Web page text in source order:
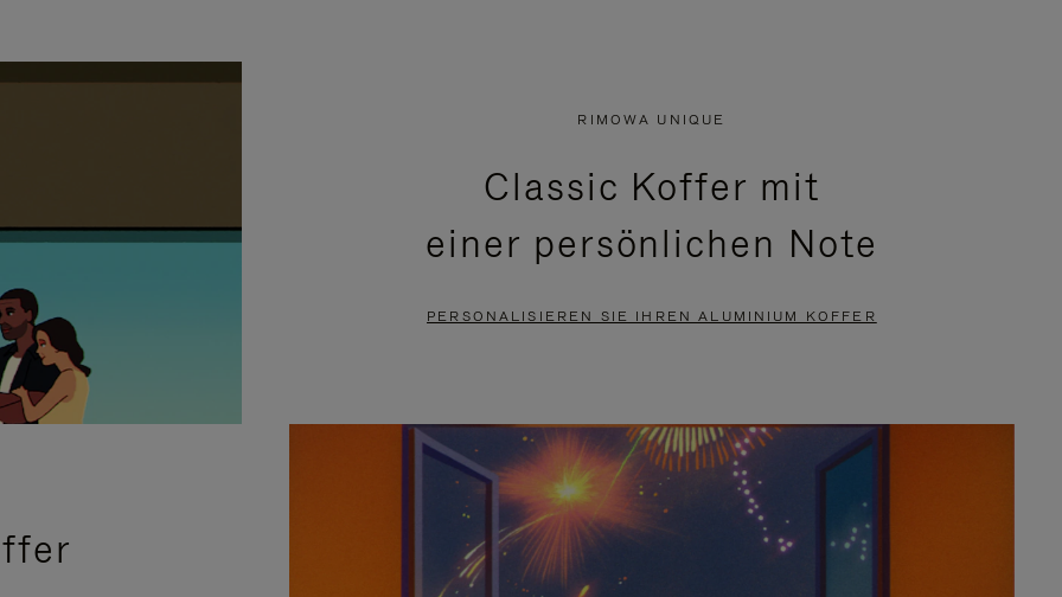
RIMOWA UNIQUE
Classic Koffer mit
einer persönlichen Note
PERSONALISIEREN SIE IHREN ALUMINIUM KOFFER